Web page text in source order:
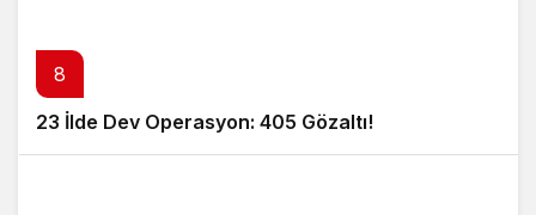
8
23 İlde Dev Operasyon: 405 Gözaltı!